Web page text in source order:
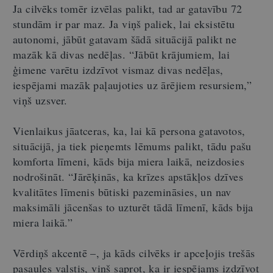
Ja cilvēks tomēr izvēlas palikt, tad ar gatavību 72
stundām ir par maz. Ja viņš paliek, lai eksistētu
autonomi, jābūt gatavam šādā situācijā palikt ne
mazāk kā divas nedēļas. “Jābūt krājumiem, lai
ģimene varētu izdzīvot vismaz divas nedēļas,
iespējami mazāk paļaujoties uz ārējiem resursiem,”
viņš uzsver.
Vienlaikus jāatceras, ka, lai kā persona gatavotos,
situācijā, ja tiek pieņemts lēmums palikt, tādu pašu
komforta līmeni, kāds bija miera laikā, neizdosies
nodrošināt. “Jārēķinās, ka krīzes apstākļos dzīves
kvalitātes līmenis būtiski pazemināsies, un nav
maksimāli jācenšas to uzturēt tādā līmenī, kāds bija
miera laikā.”
Vērdiņš akcentē –, ja kāds cilvēks ir apceļojis trešās
pasaules valstis, viņš saprot, ka ir iespējams izdzīvot